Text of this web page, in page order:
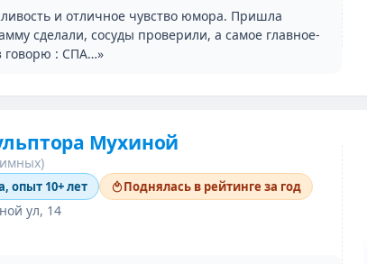
и отличное чувство юмора. Пришла
сделали, сосуды проверили, а самое главное-
говорю : СПА…»
Мухиной
опыт 10+ лет Поднялась в рейтинге за год
ул, 14